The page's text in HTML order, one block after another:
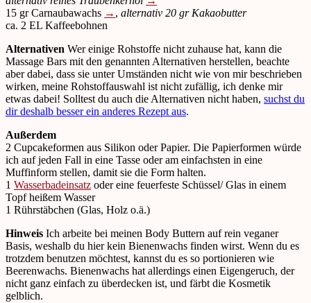
15 gr Carnaubawachs → , alternativ 20 gr Kakaobutter
ca. 2 EL Kaffeebohnen
Alternativen Wer einige Rohstoffe nicht zuhause hat, kann die
Massage Bars mit den genannten Alternativen herstellen, beachte
aber dabei, dass sie unter Umständen nicht wie von mir beschrieben
wirken, meine Rohstoffauswahl ist nicht zufällig, ich denke mir
etwas dabei! Solltest du auch die Alternativen nicht haben, suchst du
dir deshalb besser ein anderes Rezept aus.
Außerdem
2 Cupcakeformen aus Silikon oder Papier. Die Papierformen würde
ich auf jeden Fall in eine Tasse oder am einfachsten in eine
Muffinform stellen, damit sie die Form halten.
1 Wasserbadeinsatz oder eine feuerfeste Schüssel/ Glas in einem
Topf heißem Wasser
1 Rührstäbchen (Glas, Holz o.ä.)
Hinweis Ich arbeite bei meinen Body Buttern auf rein veganer
Basis, weshalb du hier kein Bienenwachs finden wirst. Wenn du es
trotzdem benutzen möchtest, kannst du es so portionieren wie
Beerenwachs. Bienenwachs hat allerdings einen Eigengeruch, der
nicht ganz einfach zu überdecken ist, und färbt die Kosmetik
gelblich.